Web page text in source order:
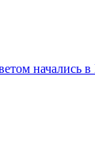
начались в